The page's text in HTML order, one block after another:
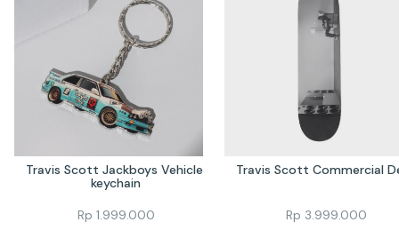
Travis Scott Jackboys Vehicle
keychain
Rp 1.999.000
Travis Scott Commercial
Rp 3.999.000